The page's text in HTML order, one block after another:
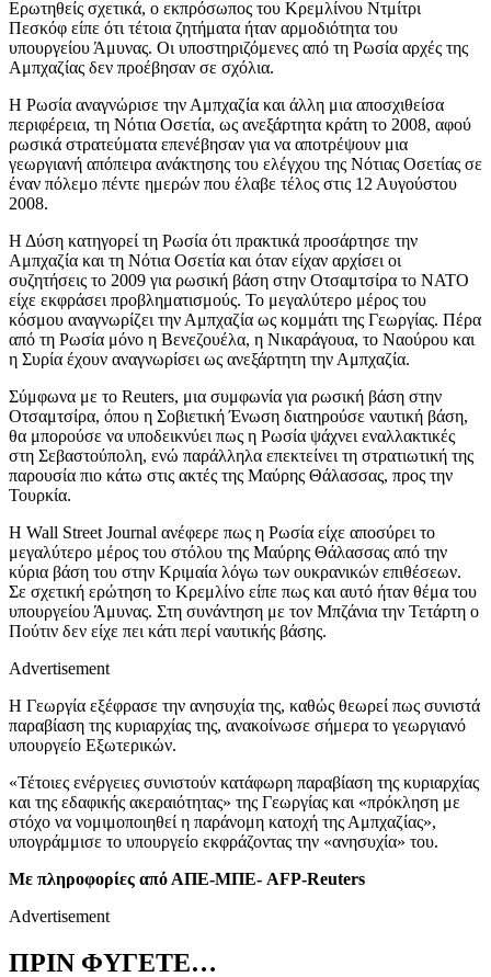
Ερωτηθείς σχετικά, ο εκπρόσωπος του Κρεμλίνου Ντμίτρι
Πεσκόφ είπε ότι τέτοια ζητήματα ήταν αρμοδιότητα του
υπουργείου Άμυνας. Οι υποστηριζόμενες από τη Ρωσία αρχές της
Αμπχαζίας δεν προέβησαν σε σχόλια.
Η Ρωσία αναγνώρισε την Αμπχαζία και άλλη μια αποσχιθείσα
περιφέρεια, τη Νότια Οσετία, ως ανεξάρτητα κράτη το 2008, αφού
ρωσικά στρατεύματα επενέβησαν για να αποτρέψουν μια
γεωργιανή απόπειρα ανάκτησης του ελέγχου της Νότιας Οσετίας σε
έναν πόλεμο πέντε ημερών που έλαβε τέλος στις 12 Αυγούστου
2008.
Η Δύση κατηγορεί τη Ρωσία ότι πρακτικά προσάρτησε την
Αμπχαζία και τη Νότια Οσετία και όταν είχαν αρχίσει οι
συζητήσεις το 2009 για ρωσική βάση στην Οτσαμτσίρα το ΝΑΤΟ
είχε εκφράσει προβληματισμούς. Το μεγαλύτερο μέρος του
κόσμου αναγνωρίζει την Αμπχαζία ως κομμάτι της Γεωργίας. Πέρα
από τη Ρωσία μόνο η Βενεζουέλα, η Νικαράγουα, το Ναούρου και
η Συρία έχουν αναγνωρίσει ως ανεξάρτητη την Αμπχαζία.
Σύμφωνα με το Reuters, μια συμφωνία για ρωσική βάση στην
Οτσαμτσίρα, όπου η Σοβιετική Ένωση διατηρούσε ναυτική βάση,
θα μπορούσε να υποδεικνύει πως η Ρωσία ψάχνει εναλλακτικές
στη Σεβαστούπολη, ενώ παράλληλα επεκτείνει τη στρατιωτική της
παρουσία πιο κάτω στις ακτές της Μαύρης Θάλασσας, προς την
Τουρκία.
Η Wall Street Journal ανέφερε πως η Ρωσία είχε αποσύρει το
μεγαλύτερο μέρος του στόλου της Μαύρης Θάλασσας από την
κύρια βάση του στην Κριμαία λόγω των ουκρανικών επιθέσεων.
Σε σχετική ερώτηση το Κρεμλίνο είπε πως και αυτό ήταν θέμα του
υπουργείου Άμυνας. Στη συνάντηση με τον Μπζάνια την Τετάρτη ο
Πούτιν δεν είχε πει κάτι περί ναυτικής βάσης.
Advertisement
Η Γεωργία εξέφρασε την ανησυχία της, καθώς θεωρεί πως συνιστά
παραβίαση της κυριαρχίας της, ανακοίνωσε σήμερα το γεωργιανό
υπουργείο Εξωτερικών.
«Τέτοιες ενέργειες συνιστούν κατάφωρη παραβίαση της κυριαρχίας
και της εδαφικής ακεραιότητας» της Γεωργίας και «πρόκληση με
στόχο να νομιμοποιηθεί η παράνομη κατοχή της Αμπχαζίας»,
υπογράμμισε το υπουργείο εκφράζοντας την «ανησυχία» του.
Με πληροφορίες από ΑΠΕ-ΜΠΕ- AFP-Reuters
Advertisement
ΠΡΙΝ ΦΥΓΕΤΕ…